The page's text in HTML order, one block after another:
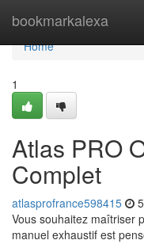
bookmarkalexa
Home
Home
1
Atlas PRO
Complet
atlasprofrance598415
Vous souhaitez maîtriser
manuel exhaustif est